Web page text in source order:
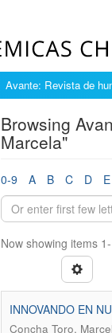
Avante: Revista de
Browsing
Marcela"
0-9 A B C D E
Now showing items
INNOVANDO EN
Concha Toro,